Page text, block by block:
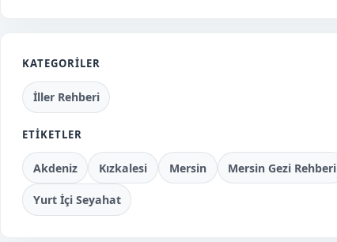
KATEGORILER
İller Rehberi
ETIKETLER
Akdeniz Kızkalesi Mersin Mersin Gezi Rehberi
Yurt İçi Seyahat